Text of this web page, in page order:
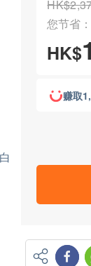
您节省
HK$
赚取